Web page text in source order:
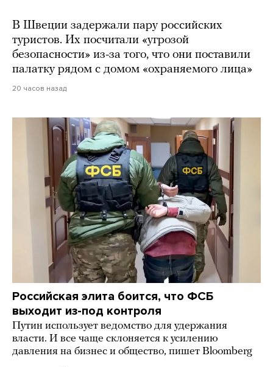
В Швеции задержали пару российских
туристов. Их посчитали «угрозой
безопасности» из-за того, что они поставили
палатку рядом с домом «охраняемого лица»
20 часов назад
Российская элита боится, что ФСБ
выходит из-под контроля
Путин использует ведомство для удержания
власти. И все чаще склоняется к усилению
давления на бизнес и общество, пишет Bloomberg